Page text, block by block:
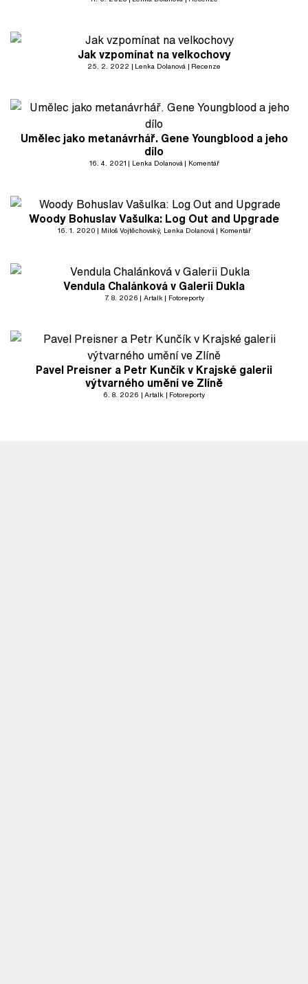
Jak vzpomínat na velkochovy
25. 2. 2022 Lenka Dolanová Recenze
Umělec jako metanávrhář. Gene Youngblood a jeho
dílo
16. 4. 2021 Lenka Dolanová Komentář
Woody Bohuslav Vašulka: Log Out and Upgrade
16. 1. 2020 Miloš Vojtěchovský, Lenka Dolanová Komentář
Vendula Chalánková v Galerii Dukla
7. 8. 2026 Artalk Fotoreporty
Pavel Preisner a Petr Kunčík v Krajské galerii
výtvarného umění ve Zlíně
6. 8. 2026 Artalk Fotoreporty